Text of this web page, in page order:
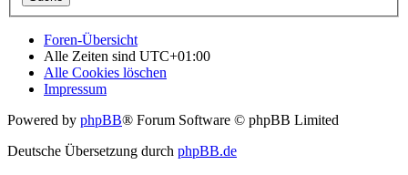
Foren-Übersicht
Alle Zeiten sind UTC+01:00
Alle Cookies löschen
Impressum
Powered by phpBB® Forum Software © phpBB Limited
Deutsche Übersetzung durch phpBB.de